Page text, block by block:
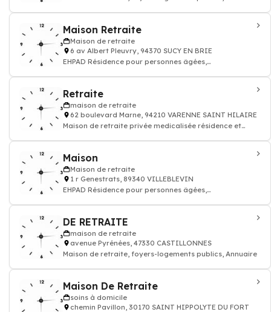
Maison Retraite
Maison de retraite
6 av Albert Pleuvry, 94370 SUCY EN BRIE
EHPAD Résidence pour personnes âgées,
Retraite
maison de retraite
62 boulevard Marne, 94210 VARENNE SAINT HILAIRE
Maison de retraite privée medicalisée résidence et
Maison
Maison de retraite
1 r Genestrats, 89340 VILLEBLEVIN
EHPAD Résidence pour personnes âgées,
DE RETRAITE
maison de retraite
avenue Pyrénées, 47330 CASTILLONNES
Maison de retraite, foyers-logements publics, Annuaire
Maison De Retraite
soins à domicile
chemin Pavillon, 30170 SAINT HIPPOLYTE DU FORT